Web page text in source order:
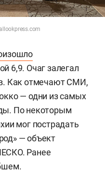
6,9. Очаг залегал
Как отмечают СМИ,
— одни из самых
По некоторым
мог пострадать
— объект
Ранее